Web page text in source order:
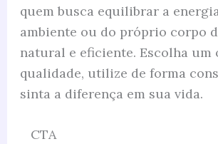
quem busca equilibrar a
ambiente ou do próprio corpo
natural e eficiente. Escolha um
qualidade, utilize de forma
sinta a diferença em sua vida.
CTA